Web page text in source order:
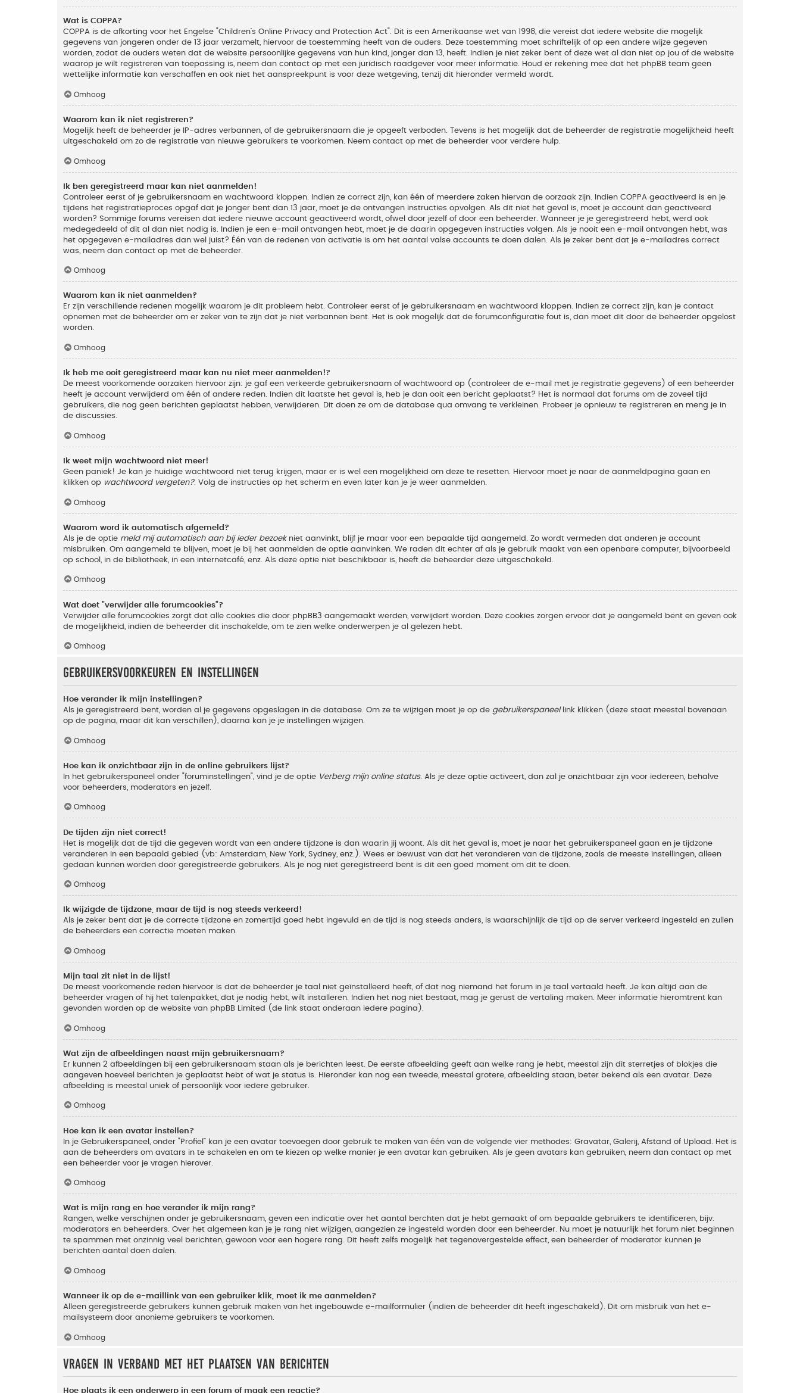
Wat is COPPA?
COPPA is de afkorting voor het Engelse "Children’s Online Privacy and Protection Act". Dit is een Amerikaanse wet van 1998, die vereist dat iedere website die mogelijk
gegevens van jongeren onder de 13 jaar verzamelt, hiervoor de toestemming heeft van de ouders. Deze toestemming moet schriftelijk of op een andere wijze gegeven
worden, zodat de ouders weten dat de website persoonlijke gegevens van hun kind, jonger dan 13, heeft. Indien je niet zeker bent of deze wet al dan niet op jou of de website
waarop je wilt registreren van toepassing is, neem dan contact op met een juridisch raadgever voor meer informatie. Houd er rekening mee dat het phpBB team geen
wettelijke informatie kan verschaffen en ook niet het aanspreekpunt is voor deze wetgeving, tenzij dit hieronder vermeld wordt.
Omhoog
Waarom kan ik niet registreren?
Mogelijk heeft de beheerder je IP-adres verbannen, of de gebruikersnaam die je opgeeft verboden. Tevens is het mogelijk dat de beheerder de registratie mogelijkheid heeft
uitgeschakeld om zo de registratie van nieuwe gebruikers te voorkomen. Neem contact op met de beheerder voor verdere hulp.
Omhoog
Ik ben geregistreerd maar kan niet aanmelden!
Controleer eerst of je gebruikersnaam en wachtwoord kloppen. Indien ze correct zijn, kan één of meerdere zaken hiervan de oorzaak zijn. Indien COPPA geactiveerd is en je
tijdens het registratieproces opgaf dat je jonger bent dan 13 jaar, moet je de ontvangen instructies opvolgen. Als dit niet het geval is, moet je account dan geactiveerd
worden? Sommige forums vereisen dat iedere nieuwe account geactiveerd wordt, ofwel door jezelf of door een beheerder. Wanneer je je geregistreerd hebt, werd ook
medegedeeld of dit al dan niet nodig is. Indien je een e-mail ontvangen hebt, moet je de daarin opgegeven instructies volgen. Als je nooit een e-mail ontvangen hebt, was
het opgegeven e-mailadres dan wel juist? Één van de redenen van activatie is om het aantal valse accounts te doen dalen. Als je zeker bent dat je e-mailadres correct
was, neem dan contact op met de beheerder.
Omhoog
Waarom kan ik niet aanmelden?
Er zijn verschillende redenen mogelijk waarom je dit probleem hebt. Controleer eerst of je gebruikersnaam en wachtwoord kloppen. Indien ze correct zijn, kan je contact
opnemen met de beheerder om er zeker van te zijn dat je niet verbannen bent. Het is ook mogelijk dat de forumconfiguratie fout is, dan moet dit door de beheerder opgelost
worden.
Omhoog
Ik heb me ooit geregistreerd maar kan nu niet meer aanmelden!?
De meest voorkomende oorzaken hiervoor zijn: je gaf een verkeerde gebruikersnaam of wachtwoord op (controleer de e-mail met je registratie gegevens) of een beheerder
heeft je account verwijderd om één of andere reden. Indien dit laatste het geval is, heb je dan ooit een bericht geplaatst? Het is normaal dat forums om de zoveel tijd
gebruikers, die nog geen berichten geplaatst hebben, verwijderen. Dit doen ze om de database qua omvang te verkleinen. Probeer je opnieuw te registreren en meng je in
de discussies.
Omhoog
Ik weet mijn wachtwoord niet meer!
Geen paniek! Je kan je huidige wachtwoord niet terug krijgen, maar er is wel een mogelijkheid om deze te resetten. Hiervoor moet je naar de aanmeldpagina gaan en
klikken op wachtwoord vergeten?. Volg de instructies op het scherm en even later kan je je weer aanmelden.
Omhoog
Waarom word ik automatisch afgemeld?
Als je de optie meld mij automatisch aan bij ieder bezoekniet aanvinkt, blijf je maar voor een bepaalde tijd aangemeld. Zo wordt vermeden dat anderen je account
misbruiken. Om aangemeld te blijven, moet je bij het aanmelden de optie aanvinken. We raden dit echter af als je gebruik maakt van een openbare computer, bijvoorbeeld
op school, in de bibliotheek, in een internetcafé, enz. Als deze optie niet beschikbaar is, heeft de beheerder deze uitgeschakeld.
Omhoog
Wat doet "verwijder alle forumcookies"?
Verwijder alle forumcookies zorgt dat alle cookies die door phpBB3 aangemaakt werden, verwijdert worden. Deze cookies zorgen ervoor dat je aangemeld bent en geven ook
de mogelijkheid, indien de beheerder dit inschakelde, om te zien welke onderwerpen je al gelezen hebt.
Omhoog
Gebruikersvoorkeuren en instellingen
Hoe verander ik mijn instellingen?
Als je geregistreerd bent, worden al je gegevens opgeslagen in de database. Om ze te wijzigen moet je op de gebruikerspaneellink klikken (deze staat meestal bovenaan
op de pagina, maar dit kan verschillen), daarna kan je je instellingen wijzigen.
Omhoog
Hoe kan ik onzichtbaar zijn in de online gebruikers lijst?
In het gebruikerspaneel onder "foruminstellingen", vind je de optie Verberg mijn online status. Als je deze optie activeert, dan zal je onzichtbaar zijn voor iedereen, behalve
voor beheerders, moderators en jezelf.
Omhoog
De tijden zijn niet correct!
Het is mogelijk dat de tijd die gegeven wordt van een andere tijdzone is dan waarin jij woont. Als dit het geval is, moet je naar het gebruikerspaneel gaan en je tijdzone
veranderen in een bepaald gebied (vb: Amsterdam, New York, Sydney, enz.). Wees er bewust van dat het veranderen van de tijdzone, zoals de meeste instellingen, alleen
gedaan kunnen worden door geregistreerde gebruikers. Als je nog niet geregistreerd bent is dit een goed moment om dit te doen.
Omhoog
Ik wijzigde de tijdzone, maar de tijd is nog steeds verkeerd!
Als je zeker bent dat je de correcte tijdzone en zomertijd goed hebt ingevuld en de tijd is nog steeds anders, is waarschijnlijk de tijd op de server verkeerd ingesteld en zullen
de beheerders een correctie moeten maken.
Omhoog
Mijn taal zit niet in de lijst!
De meest voorkomende reden hiervoor is dat de beheerder je taal niet geïnstalleerd heeft, of dat nog niemand het forum in je taal vertaald heeft. Je kan altijd aan de
beheerder vragen of hij het talenpakket, dat je nodig hebt, wilt installeren. Indien het nog niet bestaat, mag je gerust de vertaling maken. Meer informatie hieromtrent kan
gevonden worden op de website van phpBB Limited (de link staat onderaan iedere pagina).
Omhoog
Wat zijn de afbeeldingen naast mijn gebruikersnaam?
Er kunnen 2 afbeeldingen bij een gebruikersnaam staan als je berichten leest. De eerste afbeelding geeft aan welke rang je hebt, meestal zijn dit sterretjes of blokjes die
aangeven hoeveel berichten je geplaatst hebt of wat je status is. Hieronder kan nog een tweede, meestal grotere, afbeelding staan, beter bekend als een avatar. Deze
afbeelding is meestal uniek of persoonlijk voor iedere gebruiker.
Omhoog
Hoe kan ik een avatar instellen?
In je Gebruikerspaneel, onder “Profiel” kan je een avatar toevoegen door gebruik te maken van één van de volgende vier methodes: Gravatar, Galerij, Afstand of Upload. Het is
aan de beheerders om avatars in te schakelen en om te kiezen op welke manier je een avatar kan gebruiken. Als je geen avatars kan gebruiken, neem dan contact op met
een beheerder voor je vragen hierover.
Omhoog
Wat is mijn rang en hoe verander ik mijn rang?
Rangen, welke verschijnen onder je gebruikersnaam, geven een indicatie over het aantal berchten dat je hebt gemaakt of om bepaalde gebruikers te identificeren, bijv.
moderators en beheerders. Over het algemeen kan je je rang niet wijzigen, aangezien ze ingesteld worden door een beheerder. Nu moet je natuurlijk het forum niet beginnen
te spammen met onzinnig veel berichten, gewoon voor een hogere rang. Dit heeft zelfs mogelijk het tegenovergestelde effect, een beheerder of moderator kunnen je
berichten aantal doen dalen.
Omhoog
Wanneer ik op de e-maillink van een gebruiker klik, moet ik me aanmelden?
Alleen geregistreerde gebruikers kunnen gebruik maken van het ingebouwde e-mailformulier (indien de beheerder dit heeft ingeschakeld). Dit om misbruik van het e-
mailsysteem door anonieme gebruikers te voorkomen.
Omhoog
Vragen in verband met het plaatsen van berichten
Hoe plaats ik een onderwerp in een forum of maak een reactie?